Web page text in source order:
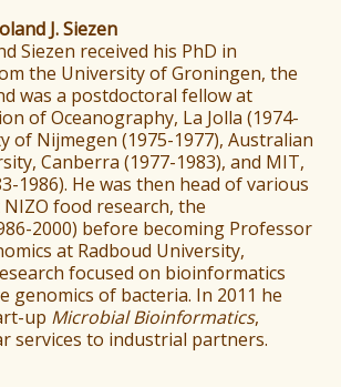
J. Siezen
Siezen received his PhD in
the University of Groningen, the
was a postdoctoral fellow at
of Oceanography, La Jolla (1974-
of Nijmegen (1975-1977), Australian
Canberra (1977-1983), and MIT,
1986). He was then head of various
food research, the
2000) before becoming Professor
at Radboud University,
focused on bioinformatics
genomics of bacteria. In 2011 he
up Microbial Bioinformatics,
services to industrial partners.